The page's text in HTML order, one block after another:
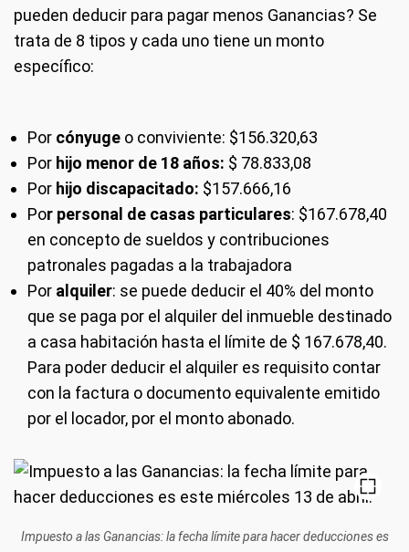
pueden deducir para pagar menos Ganancias? Se
trata de 8 tipos y cada uno tiene un monto
específico:
Por cónyuge o conviviente: $156.320,63
Por hijo menor de 18 años: $ 78.833,08
Por hijo discapacitado: $157.666,16
Por personal de casas particulares: $167.678,40
en concepto de sueldos y contribuciones
patronales pagadas a la trabajadora
Por alquiler: se puede deducir el 40% del monto
que se paga por el alquiler del inmueble destinado
a casa habitación hasta el límite de $ 167.678,40.
Para poder deducir el alquiler es requisito contar
con la factura o documento equivalente emitido
por el locador, por el monto abonado.
Impuesto a las Ganancias: la fecha límite para hacer deducciones es